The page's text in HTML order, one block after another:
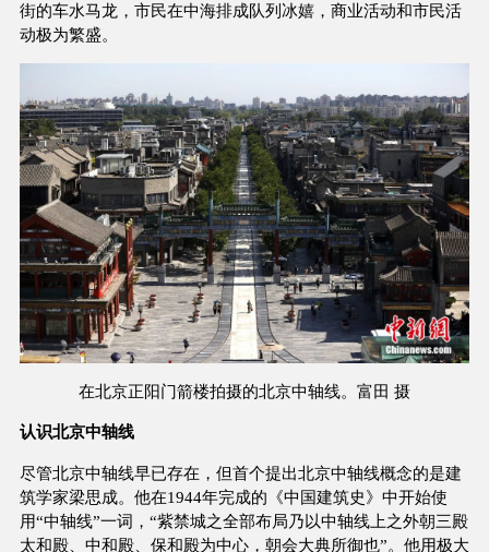
街的车水马龙，市民在中海排成队列冰嬉，商业活动和市民活
动极为繁盛。
在北京正阳门箭楼拍摄的北京中轴线。富田 摄
认识北京中轴线
尽管北京中轴线早已存在，但首个提出北京中轴线概念的是建
筑学家梁思成。他在1944年完成的《中国建筑史》中开始使
用“中轴线”一词，“紫禁城之全部布局乃以中轴线上之外朝三殿
太和殿、中和殿、保和殿为中心，朝会大典所御也”。他用极大